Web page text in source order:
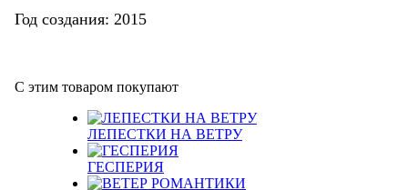
Год создания: 2015
С этим товаром покупают
ЛЕПЕСТКИ НА ВЕТРУ
ГЕСПЕРИЯ